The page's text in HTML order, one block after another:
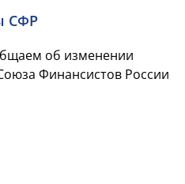
СФР
об изменении
Финансистов России